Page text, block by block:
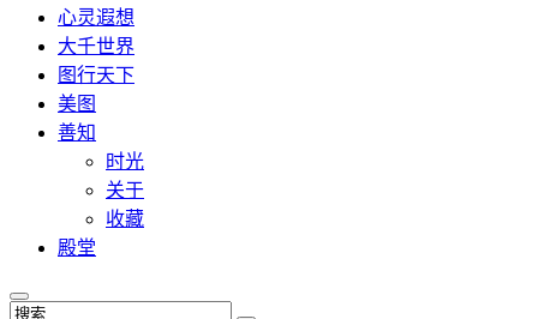
心灵遐想
大千世界
图行天下
美图
善知
时光
关于
收藏
殿堂